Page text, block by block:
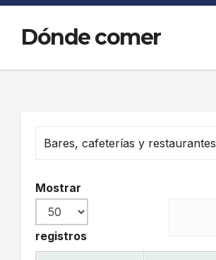
Dónde comer
Bares, cafeterías y restaurantes
Mostrar
registros